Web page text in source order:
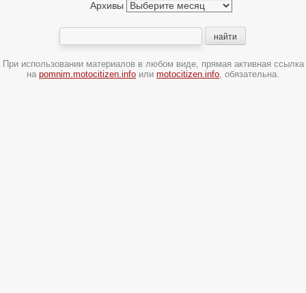
Архивы
При использовании материалов в любом виде, прямая активная ссылка
на pomnim.motocitizen.info или motocitizen.info , обязательна.